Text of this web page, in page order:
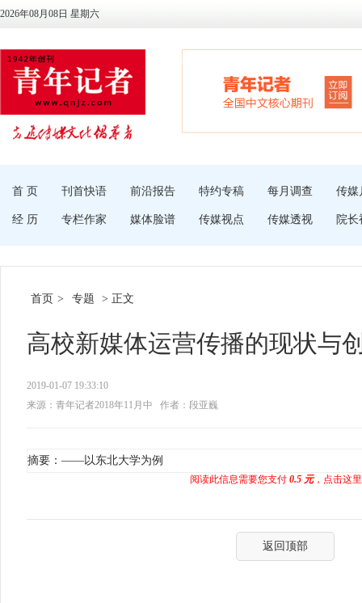
2026年08月08日 星期六
首 页 刊首快语 前沿报告 特约专稿 每月调查 传媒
经 历 专栏作家 媒体脸谱 传媒视点 传媒透视 院长
首页 > 专题 > 正文
高校新媒体运营传播的现状与
2019-01-07 19:33:10
来源：青年记者2018年11月中
作者：段亚巍
摘要：——以东北大学为例
阅读此信息需要您支付 0.5 元，点击这
返回顶部